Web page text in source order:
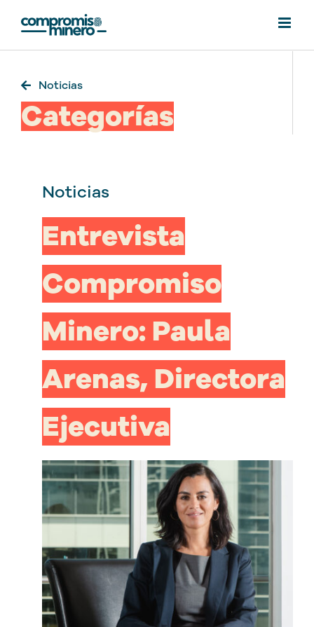
contenido
Noticias
Categorías
Noticias
Entrevista
Compromiso
Minero: Paula
Arenas, Directora
Ejecutiva